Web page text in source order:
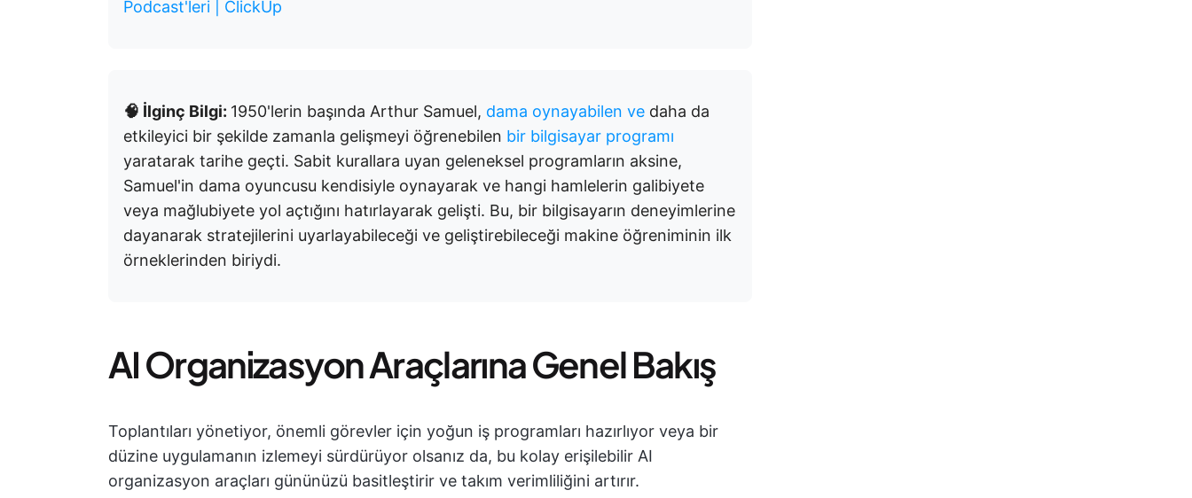
Podcast'leri | ClickUp
🧠 İlginç Bilgi: 1950'lerin başında Arthur Samuel, dama oynayabilen ve daha da
etkileyici bir şekilde zamanla gelişmeyi öğrenebilen bir bilgisayar programı
yaratarak tarihe geçti. Sabit kurallara uyan geleneksel programların aksine,
Samuel'in dama oyuncusu kendisiyle oynayarak ve hangi hamlelerin galibiyete
veya mağlubiyete yol açtığını hatırlayarak gelişti. Bu, bir bilgisayarın deneyimlerine
dayanarak stratejilerini uyarlayabileceği ve geliştirebileceği makine öğreniminin ilk
örneklerinden biriydi.
AI Organizasyon Araçlarına Genel Bakış
Toplantıları yönetiyor, önemli görevler için yoğun iş programları hazırlıyor veya bir
düzine uygulamanın izlemeyi sürdürüyor olsanız da, bu kolay erişilebilir AI
organizasyon araçları gününüzü basitleştirir ve takım verimliliğini artırır.